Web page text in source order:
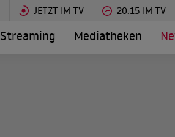
JETZT IM TV 20:15 IM TV
Streaming Mediatheken